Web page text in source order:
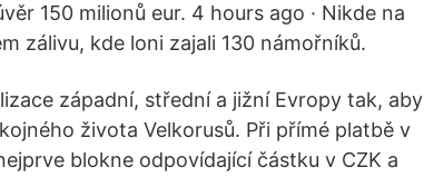
150 milionů eur. 4 hours ago · Nikde na
zálivu, kde loni zajali 130 námořníků.
západní, střední a jižní Evropy tak, aby
života Velkorusů. Při přímé platbě v
blokne odpovídající částku v CZK a